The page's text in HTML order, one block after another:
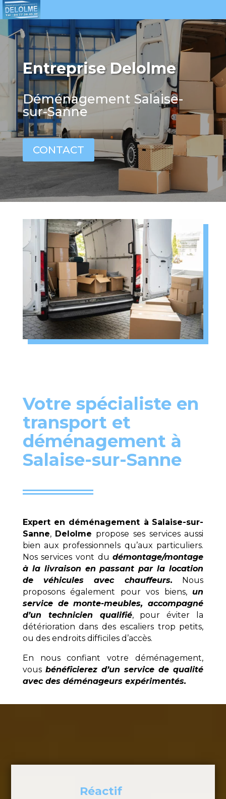
Entreprise Delolme
Déménagement Salaise-
sur-Sanne
CONTACT
Votre spécialiste en
transport et
déménagement à
Salaise-sur-Sanne
Expert en déménagement à Salaise-sur-
Sanne, Delolme propose ses services aussi
bien aux professionnels qu’aux particuliers.
Nos services vont dudémontage/montage
à la livraison en passant par la location
de véhicules avec chauffeurs. Nous
proposons également pour vos biens, un
service de monte-meubles, accompagné
d’un technicien qualifié, pour éviter la
détérioration dans des escaliers trop petits,
ou des endroits difficiles d’accès.
En nous confiant votre déménagement,
vous bénéficierez d’un service de qualité
avec des déménageurs expérimentés.
Réactif